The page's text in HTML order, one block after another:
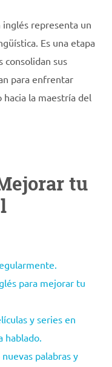
representa un
Es una etapa
consolidan sus
para enfrentar
hacia la maestría del
tu
para mejorar tu
y series en
hablado.
palabras y